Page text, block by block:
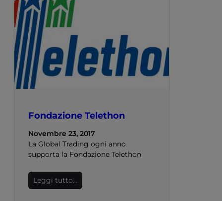
Fondazione Telethon
Novembre 23, 2017
La Global Trading ogni anno
supporta la Fondazione Telethon
Leggi tutto…